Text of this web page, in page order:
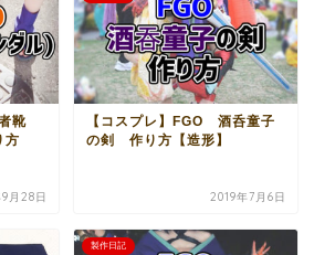
靴
方
月28日
【コスプレ】FGO 酒呑童子
の剣 作り方【造形】
2019年7月6日
製作日記